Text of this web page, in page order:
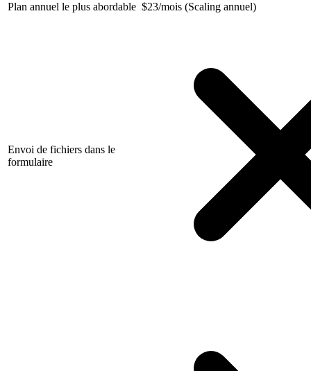
Plan annuel le plus abordable $23/mois (Scaling annuel)
Envoi de fichiers dans le
formulaire